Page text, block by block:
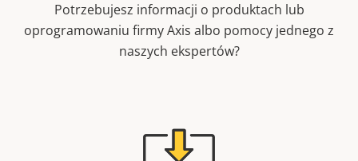
Potrzebujesz informacji o produktach lub
oprogramowaniu firmy Axis albo pomocy jednego z
naszych ekspertów?